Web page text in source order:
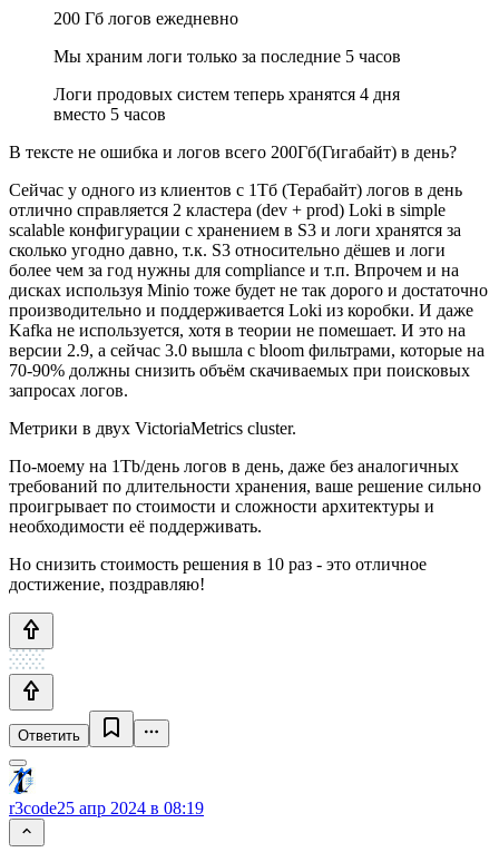
200 Гб логов ежедневно
Мы храним логи только за последние 5 часов
Логи продовых систем теперь хранятся 4 дня
вместо 5 часов
В тексте не ошибка и логов всего 200Гб(Гигабайт) в день?
Сейчас у одного из клиентов с 1Тб (Терабайт) логов в день
отлично справляется 2 кластера (dev + prod) Loki в simple
scalable конфигурации с хранением в S3 и логи хранятся за
сколько угодно давно, т.к. S3 относительно дёшев и логи
более чем за год нужны для compliance и т.п. Впрочем и на
дисках используя Minio тоже будет не так дорого и достаточно
производительно и поддерживается Loki из коробки. И даже
Kafka не используется, хотя в теории не помешает. И это на
версии 2.9, а сейчас 3.0 вышла с bloom фильтрами, которые на
70-90% должны снизить объём скачиваемых при поисковых
запросах логов.
Метрики в двух VictoriaMetrics cluster.
По-моему на 1Tb/день логов в день, даже без аналогичных
требований по длительности хранения, ваше решение сильно
проигрывает по стоимости и сложности архитектуры и
необходимости её поддерживать.
Но снизить стоимость решения в 10 раз - это отличное
достижение, поздравляю!
Ответить
r3code25 апр 2024 в 08:19